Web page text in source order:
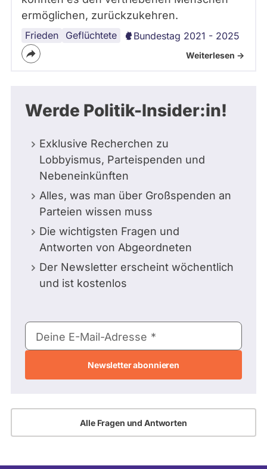
ermöglichen, zurückzukehren.
Frieden Geflüchtete
Ukraine Bundestag 2021 - 2025
Weiterlesen ->
Werde Politik-Insider:in!
Exklusive Recherchen zu
Lobbyismus, Parteispenden und
Nebeneinkünften
Alles, was man über Großspenden an
Parteien wissen muss
Die wichtigsten Fragen und
Antworten von Abgeordneten
Der Newsletter erscheint wöchentlich
und ist kostenlos
E-
Mail-
Deine E-Mail-Adresse
Alle Fragen und Antworten